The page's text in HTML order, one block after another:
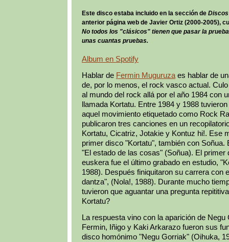
Este disco estaba incluido en la sección de
anterior página web de Javier Ortiz (2000-2005),
No todos los "clásicos" tienen que pasar la
unas cuantas pruebas.
Album en Spotify
Hablar de Fermin Muguruza es hablar de
de, por lo menos, el rock vasco actual.
al mundo del rock allá por el año 1984 con
llamada Kortatu. Entre 1984 y 1988
aquel movimiento etiquetado como Rock
publicaron tres canciones en un
Kortatu, Cicatriz, Jotakie y Kontuz hi!. Ese
primer disco "Kortatu", también con Soñua.
"El estado de las cosas" (Soñua). El primer
euskera fue el último grabado en estudio,
1988). Después finiquitaron su carrera con
dantza", (Nola!, 1988). Durante mucho
tuvieron que aguantar una pregunta
Kortatu?
La respuesta vino con la aparición de Negu
Fermin, Iñigo y Kaki Arkarazo fueron sus
disco homónimo "Negu Gorriak" (Oihuka,